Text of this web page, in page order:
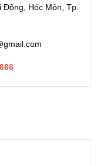
Đông, Hóc Môn, Tp.